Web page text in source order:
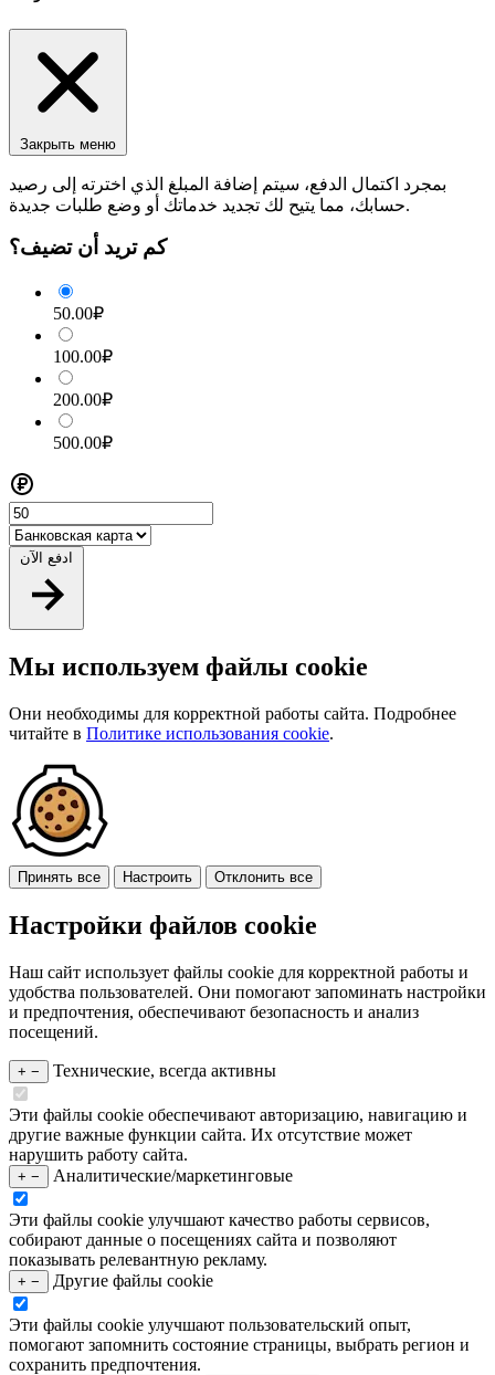
Закрыть меню
بمجرد اكتمال الدفع، سيتم إضافة المبلغ الذي اخترته إلى رصيد
حسابك، مما يتيح لك تجديد خدماتك أو وضع طلبات جديدة.
كم تريد أن تضيف؟
50.00₽
100.00₽
200.00₽
500.00₽
ادفع الآن
Мы используем файлы cookie
Они необходимы для корректной работы сайта. Подробнее
читайте в Политике использования cookie.
Принять все Настроить Отклонить все
Настройки файлов cookie
Наш сайт использует файлы cookie для корректной работы и
удобства пользователей. Они помогают запоминать настройки
и предпочтения, обеспечивают безопасность и анализ
посещений.
+ − Технические, всегда активны
Эти файлы cookie обеспечивают авторизацию, навигацию и
другие важные функции сайта. Их отсутствие может
нарушить работу сайта.
+ − Аналитические/маркетинговые
Эти файлы cookie улучшают качество работы сервисов,
собирают данные о посещениях сайта и позволяют
показывать релевантную рекламу.
+ − Другие файлы cookie
Эти файлы cookie улучшают пользовательский опыт,
помогают запомнить состояние страницы, выбрать регион и
сохранить предпочтения.